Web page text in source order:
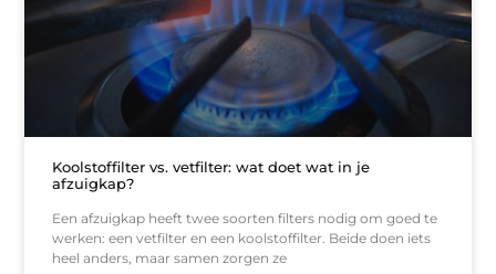
Koolstoffilter vs. vetfilter: wat doet wat in je
afzuigkap?
Een afzuigkap heeft twee soorten filters nodig om goed te
werken: een vetfilter en een koolstoffilter. Beide doen iets
heel anders, maar samen zorgen ze